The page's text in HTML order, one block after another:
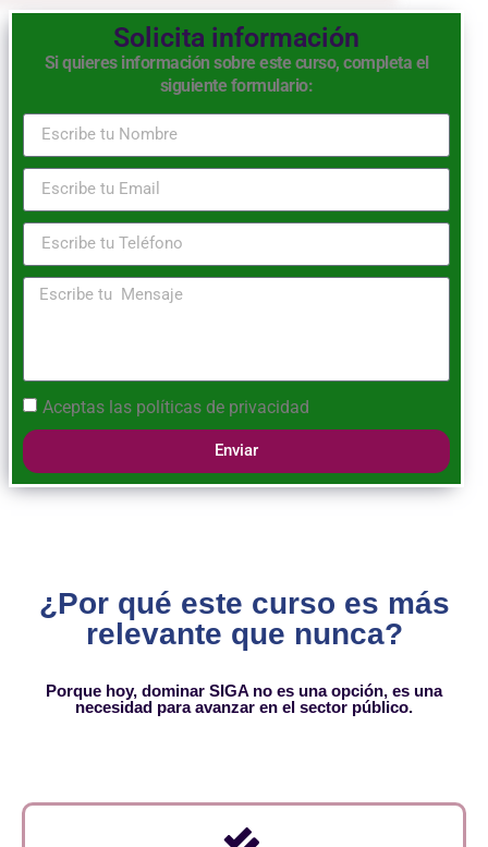
Solicita información
Si quieres información sobre este curso, completa el
siguiente formulario:
Aceptas las políticas de privacidad
Enviar
¿Por qué este curso es más
relevante que nunca?
Porque hoy, dominar SIGA no es una opción, es una
necesidad para avanzar en el sector público.